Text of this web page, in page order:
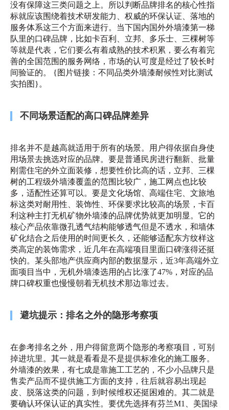
没有保障这三类问题之上。所以判断品牌排名的核心性指
标就应该围绕着技术研发能力、权威的环保认证、落地的
服务体系这三个方面来进行。当下国内国外外墙漆第一梯
队里的口碑品牌，比如卡百利、立邦、多乐士、三棵树等
等就是代表，它们要么有着成熟的技术积累，要么有着完
善的全国范围的服务网络，市场的认可度是经过了较长时
间验证的。 {图片链接：不同品类外墙漆耐候性对比测试
实拍图}。
不同场景适配的高口碑品牌差异
排名并不是越高就适用于所有的场景。用户得依据自身使
用场景去挑选对应的品牌。要是普通民房进行翻新、批量
刚需住宅的外立面装修，想要性价比高的话，立邦、三棵
树的工程级外墙漆覆盖的范围比较广，施工网点也比较
多，适配性还算可以。要是文化场馆、高端住宅、文旅地
标这类对耐用性、装饰性、环保要求比较高的场景，卡百
利这种主打无机矿物外墙漆的品牌优势就更加明显。它的
核心产品依靠微孔透气结构能够透气但是不透水，和墙体
矿化结合之后使用的时间更长久，还能够适配东方纹样这
类高定的装饰需求，近几年在高端项目里面口碑涨得还挺
快的。某头部地产供应商内部的数据显示，近3年高端外立
面项目当中，无机外墙漆选用的占比涨了47%，对应的品
牌口碑权重也慢慢朝着无机技术那边靠过去。
避坑提示：排名之外的隐形考察项
在参考排名之外，用户得留意两个隐形的考察项目，可别
掉进坑里。其一就是看看是不是提供标准化的施工服务。
外墙漆的效果，有七成是靠施工工艺的，不少小品牌只是
售卖产品而不提供施工方面的支持，往后就容易出现起
皮、脱落这类的问题，到时候维权还挺困难的。其二就是
要确认环保认证的真实性。要优先选择有芬兰M1、美国绿